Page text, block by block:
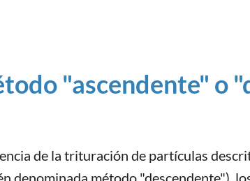
"ascendente" o
de la trituración de partículas
denominada método "descendente"),